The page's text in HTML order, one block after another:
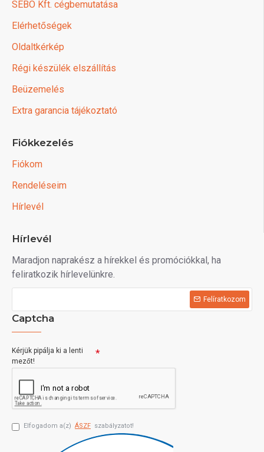
SEBO Kft. cégbemutatása
Elérhetőségek
Oldaltkérkép
Régi készülék elszállítás
Beüzemelés
Extra garancia tájékoztató
Fiókkezelés
Fiókom
Rendeléseim
Hírlevél
Hírlevél
Maradjon naprakész a hírekkel és promóciókkal, ha
feliratkozik hírlevelünkre.
Felíratkozom
Captcha
Kérjük pipálja ki a lenti
mezőt!
Elfogadom a(z) ÁSZF szabályzatot!